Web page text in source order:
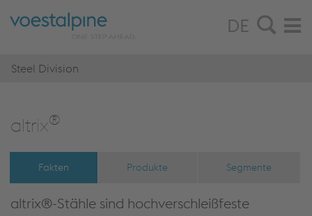
DE
Steel Division
altrix®
Fakten Produkte Segmente
altrix®-Stähle sind hochverschleißfeste